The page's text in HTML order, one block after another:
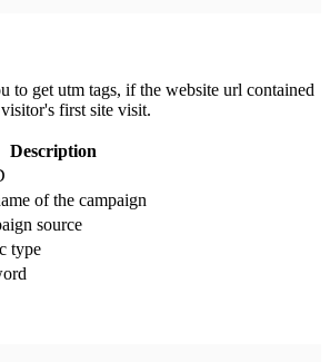
to get utm tags, if the website url contained
first site visit.
Description
of the campaign
source
type